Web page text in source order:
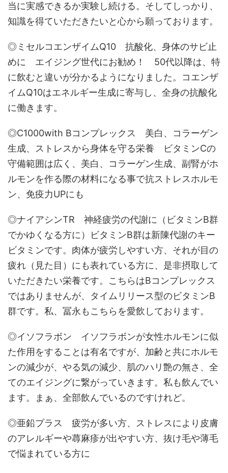
当に実感できるか実験し続ける。そしてしっかり、
知識を得ていただきたいと心から願っております。
◎ミセルコエンザイムQ10 抗酸化、身体のサビ止
めに エイジング世代にお勧め！ 50代以降は、特
に飲むと違いが分かるようになりました。コエンザ
イムQ10はエネルギー生成に寄与し、全身の抗酸化
に働きます。
◎C1000with Bコンプレックス 美白、コラーゲン
生成、ストレスから身体を守る栄養 ビタミンCの
守備範囲は広く、美白、コラーゲン生成、副腎がホ
ルモンを作る際の材料になる事で抗ストレスホルモ
ン、免疫力UPにも
◎ナイアシンTR 神経疲労の代謝に（ビタミンB群
でかゆくなる方に）ビタミンB群は新陳代謝のキー
ビタミンです。肉体が疲労しやすい方、それが目の
疲れ（見た目）にも表れている方に、是非摂取して
いただきたい栄養です。こちらはBコンプレックス
ではありませんが、タイムリリース型のビタミンB
群です。私、冨永もこちらを愛飲しております。
◎イソフラボン イソフラボンが女性ホルモンに似
た作用をすることは有名ですが、加齢と共にホルモ
ンの減少が、やる気の減少、肌のハリ艶の無さ、全
てのエイジングに繋がっていきます。私も飲んでい
ます。まぁ、全部飲んでいるのですけれど。
◎亜鉛プラス 疲労が多い方、ストレスにより皮膚
のアレルギーや蕁麻疹が出やすい方、抜け毛や薄毛
で悩まれている方に